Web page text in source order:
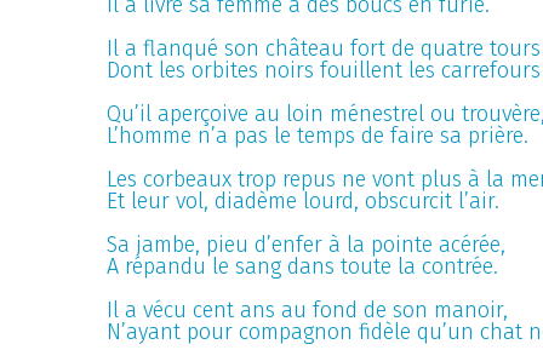
Il a flanqué son château fort de quatre tours
Dont les orbites noirs fouillent les
Qu’il aperçoive au loin ménestrel ou
L’homme n’a pas le temps de faire sa prière.
Les corbeaux trop repus ne vont plus à la
Et leur vol, diadème lourd, obscurcit l’air.
Sa jambe, pieu d’enfer à la pointe acérée,
A répandu le sang dans toute la contrée.
Il a vécu cent ans au fond de son manoir,
N’ayant pour compagnon fidèle qu’un chat